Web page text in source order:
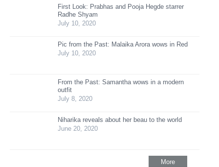
First Look: Prabhas and Pooja Hegde starrer
Radhe Shyam
July 10, 2020
Pic from the Past: Malaika Arora wows in Red
July 10, 2020
From the Past: Samantha wows in a modern
outfit
July 8, 2020
Niharika reveals about her beau to the world
June 20, 2020
More